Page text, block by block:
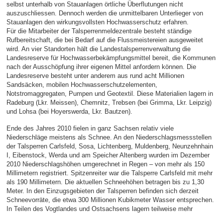
selbst unterhalb von Stauanlagen örtliche Überflutungen nicht
auszuschliessen. Dennoch werden die unmittelbaren Unterlieger von
Stauanlagen den wirkungsvollsten Hochwasserschutz erfahren.
Für die Mitarbeiter der Talsperrenmeldezentrale besteht ständige
Rufbereitschaft, die bei Bedarf auf die Flussmeistereien ausgeweitet
wird. An vier Standorten hält die Landestalsperrenverwaltung die
Landesreserve für Hochwasserbekämpfungsmittel bereit, die Kommunen
nach der Ausschöpfung ihrer eigenen Mittel anfordern können. Die
Landesreserve besteht unter anderem aus rund acht Millionen
Sandsäcken, mobilen Hochwasserschutzelementen,
Notstromaggregaten, Pumpen und Geotextil. Diese Materialien lagern in
Radeburg (Lkr. Meissen), Chemnitz, Trebsen (bei Grimma, Lkr. Leipzig)
und Lohsa (bei Hoyerswerda, Lkr. Bautzen).
Ende des Jahres 2010 fielen in ganz Sachsen relativ viele
Niederschläge meistens als Schnee. An den Niederschlagsmessstellen
der Talsperren Carlsfeld, Sosa, Lichtenberg, Muldenberg, Neunzehnhain
I, Eibenstock, Werda und am Speicher Altenberg wurden im Dezember
2010 Niederschlagshöhen umgerechnet in Regen – von mehr als 150
Millimetern registriert. Spitzenreiter war die Talsperre Carlsfeld mit mehr
als 190 Millimetern. Die aktuellen Schneehöhen betragen bis zu 1,30
Meter. In den Einzugsgebieten der Talsperren befinden sich derzeit
Schneevorräte, die etwa 300 Millionen Kubikmeter Wasser entsprechen.
In Teilen des Vogtlandes und Ostsachsens lagern teilweise mehr